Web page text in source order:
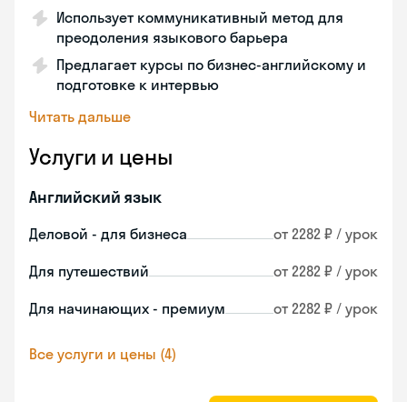
Использует коммуникативный метод для
преодоления языкового барьера
Предлагает курсы по бизнес-английскому и
подготовке к интервью
Читать дальше
Услуги и цены
Английский язык
Деловой - для бизнеса от 2282 ₽ / урок
Для путешествий от 2282 ₽ / урок
Для начинающих - премиум от 2282 ₽ / урок
Все услуги и цены (4)